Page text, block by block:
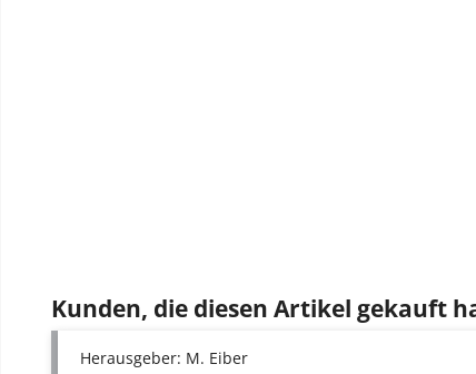
Kunden, die diesen Artikel gekauft
Herausgeber: M. Eiber